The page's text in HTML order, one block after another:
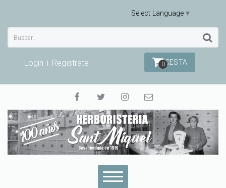
Select Language ▼
Login Registrate 0CESTA